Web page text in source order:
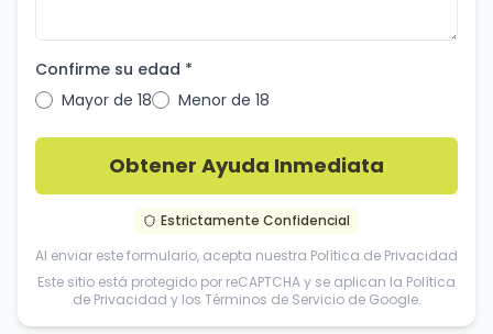
Confirme su edad *
Mayor de 18
Menor de 18
Obtener Ayuda Inmediata
Estrictamente Confidencial
Al enviar este formulario, acepta nuestra Política de Privacidad
Este sitio está protegido por reCAPTCHA y se aplican la Política
de Privacidad y los Términos de Servicio de Google.